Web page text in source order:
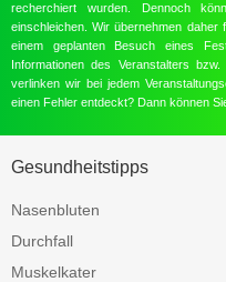
recherchiert wurden. Dennoch
einschleichen. Wir übernehmen
einem geplanten Besuch eines
Informationen des Veranstalters
verlinken wir bei jedem
einen Fehler entdeckt? Dann können
Gesundheitstipps
Nasenbluten
Durchfall
Muskelkater